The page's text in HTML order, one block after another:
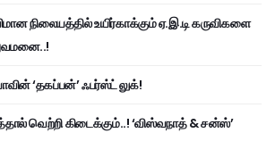
நிலையத்தில் உயிர்காக்கும் ஏ.இ.டி கருவிகளை
‘தகப்பன்’ ஃபர்ஸ்ட் லுக்!
வெற்றி கிடைக்கும்..! ‘விஸ்வநாத் & சன்ஸ்’